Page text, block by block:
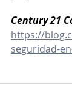
Century 21
https://
seguridad-